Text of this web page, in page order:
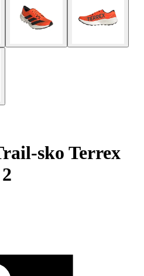
sko Terrex